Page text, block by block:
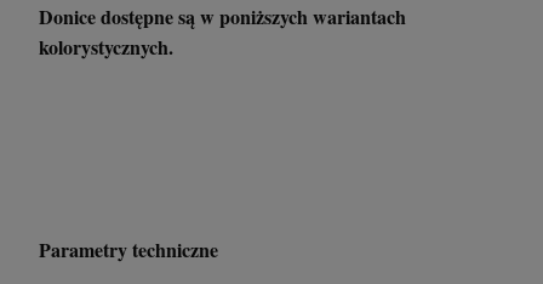
Donice dostępne są w poniższych wariantach
kolorystycznych.
Parametry techniczne